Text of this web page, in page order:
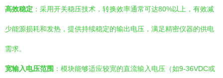
高效稳定 ：采用开关稳压技术，转换效率通常可达80%以上，有效减
少能源损耗和发热，提供持续稳定的输出电压，满足精密仪器的供电
需求。
宽输入电压范围 ：模块能够适应较宽的直流输入电压（如9-36VDC或